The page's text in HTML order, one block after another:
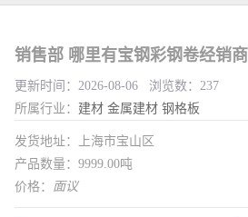
销售部 哪里有宝钢彩钢卷经销商
更新时间：2026-08-06 浏览数：237
所属行业： 建材 金属建材 钢格板
发货地址：上海市宝山区
产品数量：9999.00吨
价格： 面议